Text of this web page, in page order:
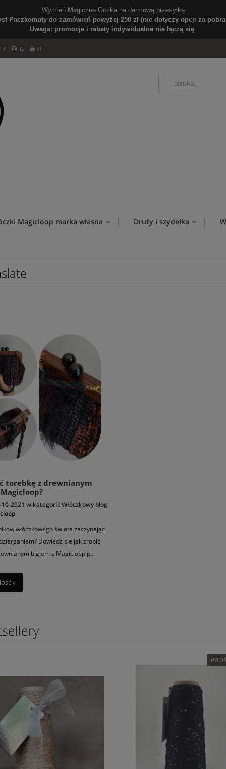
Wymień Magiczne Oczka na darmową przesyłkę
Paczkomaty do zamówień powyżej 250 zł (nie dotyczy opcji za
Uwaga: promocje i rabaty indywidualne nie łączą się
FB IG YT
Magicloop marka własna Druty i szydełka
torebkę z drewnianym
2021 w kategorii:Włóczkowy blog
włóczkowego świata zaczynając
Dowiedz się jak zrobić
biglem z Magicloop.pl.
»